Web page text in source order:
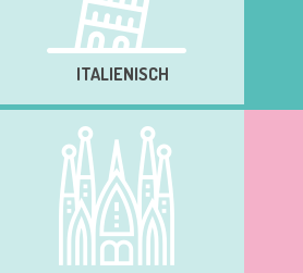
ITALIENISCH